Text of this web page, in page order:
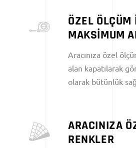
ÖZEL ÖLÇÜM
MAKSİMUM
Aracınıza özel
alan kapatılarak
olarak bütünlük
ARACINIZA
RENKLER